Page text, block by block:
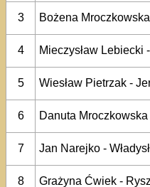
3
Bożena
4
Mieczysław Lebiecki
5
Wiesław Pietrzak -
6
Danuta
7
Jan Narejko -
8
Grażyna Ćwiek -